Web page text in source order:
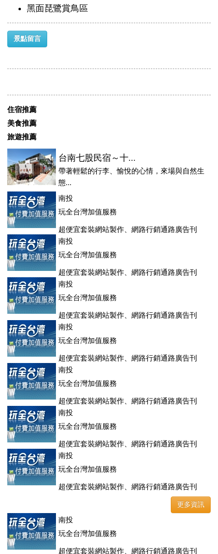
黑面琵鷺賞鳥區
景點留言
住宿推薦
美食推薦
旅遊推薦
台南七股民宿～十...
帶著輕鬆的行李、愉悅的心情，來場與自然生
態...
南投
玩全台灣加值服務
超便宜套裝網站製作、網路行銷通路廣告刊
登、訂房系統、客房委託旅行社銷售，全面優惠中....
南投
玩全台灣加值服務
超便宜套裝網站製作、網路行銷通路廣告刊
登、訂房系統、客房委託旅行社銷售，全面優惠中....
南投
玩全台灣加值服務
超便宜套裝網站製作、網路行銷通路廣告刊
登、訂房系統、客房委託旅行社銷售，全面優惠中....
南投
玩全台灣加值服務
超便宜套裝網站製作、網路行銷通路廣告刊
登、訂房系統、客房委託旅行社銷售，全面優惠中....
南投
玩全台灣加值服務
超便宜套裝網站製作、網路行銷通路廣告刊
登、訂房系統、客房委託旅行社銷售，全面優惠中....
南投
玩全台灣加值服務
超便宜套裝網站製作、網路行銷通路廣告刊
登、訂房系統、客房委託旅行社銷售，全面優惠中....
南投
玩全台灣加值服務
超便宜套裝網站製作、網路行銷通路廣告刊
登、訂房系統、客房委託旅行社銷售，全面優惠中....
更多資訊
南投
玩全台灣加值服務
超便宜套裝網站製作、網路行銷通路廣告刊